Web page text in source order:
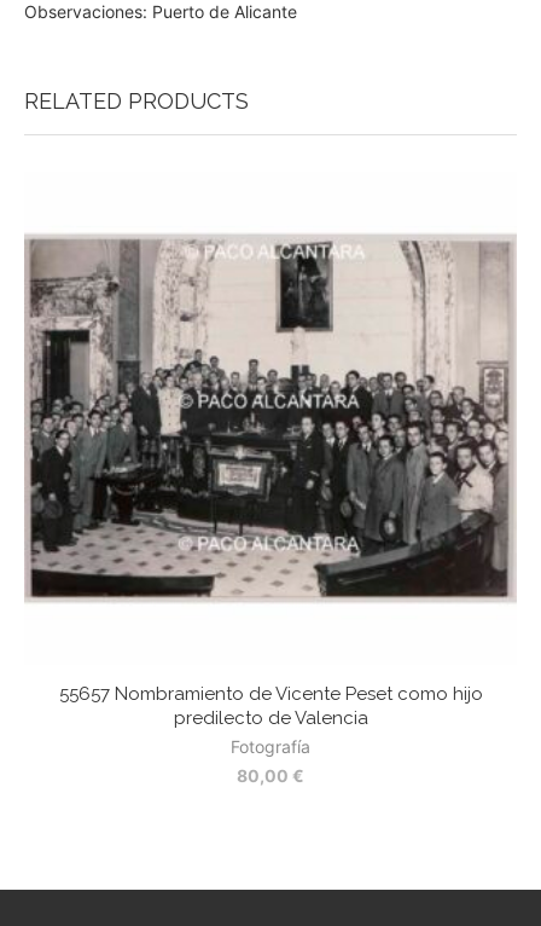
Observaciones: Puerto de Alicante
RELATED PRODUCTS
55657 Nombramiento de Vicente Peset como hijo
predilecto de Valencia
Fotografía
80,00 €